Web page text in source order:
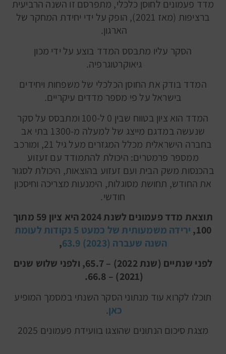
מדד פעמונים לחוסן כלכלי, מתפרסם זו השנה הרביעית
ברציפות (מאז 2021), הופק על ידי יחידת המחקר של
הארגון.
הסקר עליו מתבסס המדד בוצע על ידי מכון
גיאוקרטוגרפיה.
המדד בודק את החוסן הכלכלי של משפחות ויחידים
בישראל על פי מספר מדדים עיקריים.
המדד הוא ציון בטווח שבין 0 ל-100 ומתבסס על סקר
שנעשה במדגם מייצג של למעלה מ-1300 בתי אב
בחברה הישראלית מכלל המגזרים מעל גיל 21, ומורכב
ממספר פרמטרים: היכולת להתמודד עם זעזוע
בהכנסות משק הבית ועם זעזוע בהוצאות, היכולת לסגור
את החודש, תחושת מסוגלות, הימנעות מצריכה וחיסכון
חודשי.
תוצאת מדד פעמונים לשנת 2024 היא ציון 59 מתוך
100,
ירידה משמעותית של כמעט 5 נקודות לעומת
השנה שעברה (2023) 63.9
,
לפני שנתיים (שנת 2022) – 65.7, ולפני שלוש שנים
(2021) – 66.8.
תוכלו לקרוא עוד מנתוני הסקר השנתי במסמך המופיע
כאן.
מצגת סיכום הנתונים שהוצגו בוועידת פעמונים 2025